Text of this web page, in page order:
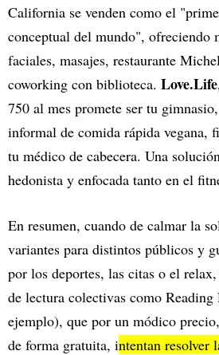
California se venden como el
conceptual del mundo", ofreciendo
faciales, masajes, restaurante
coworking con biblioteca. Love.Life
750 al mes promete ser tu
informal de comida rápida vegana,
tu médico de cabecera. Una
hedonista y enfocada tanto en el
En resumen, cuando de calmar la
variantes para distintos públicos y
por los deportes, las citas o el
de lectura colectivas como
ejemplo), que por un módico
de forma gratuita, intentan resolver